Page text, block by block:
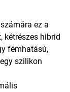
ez a
kétrészes hibrid
fémhatású,
szilikon